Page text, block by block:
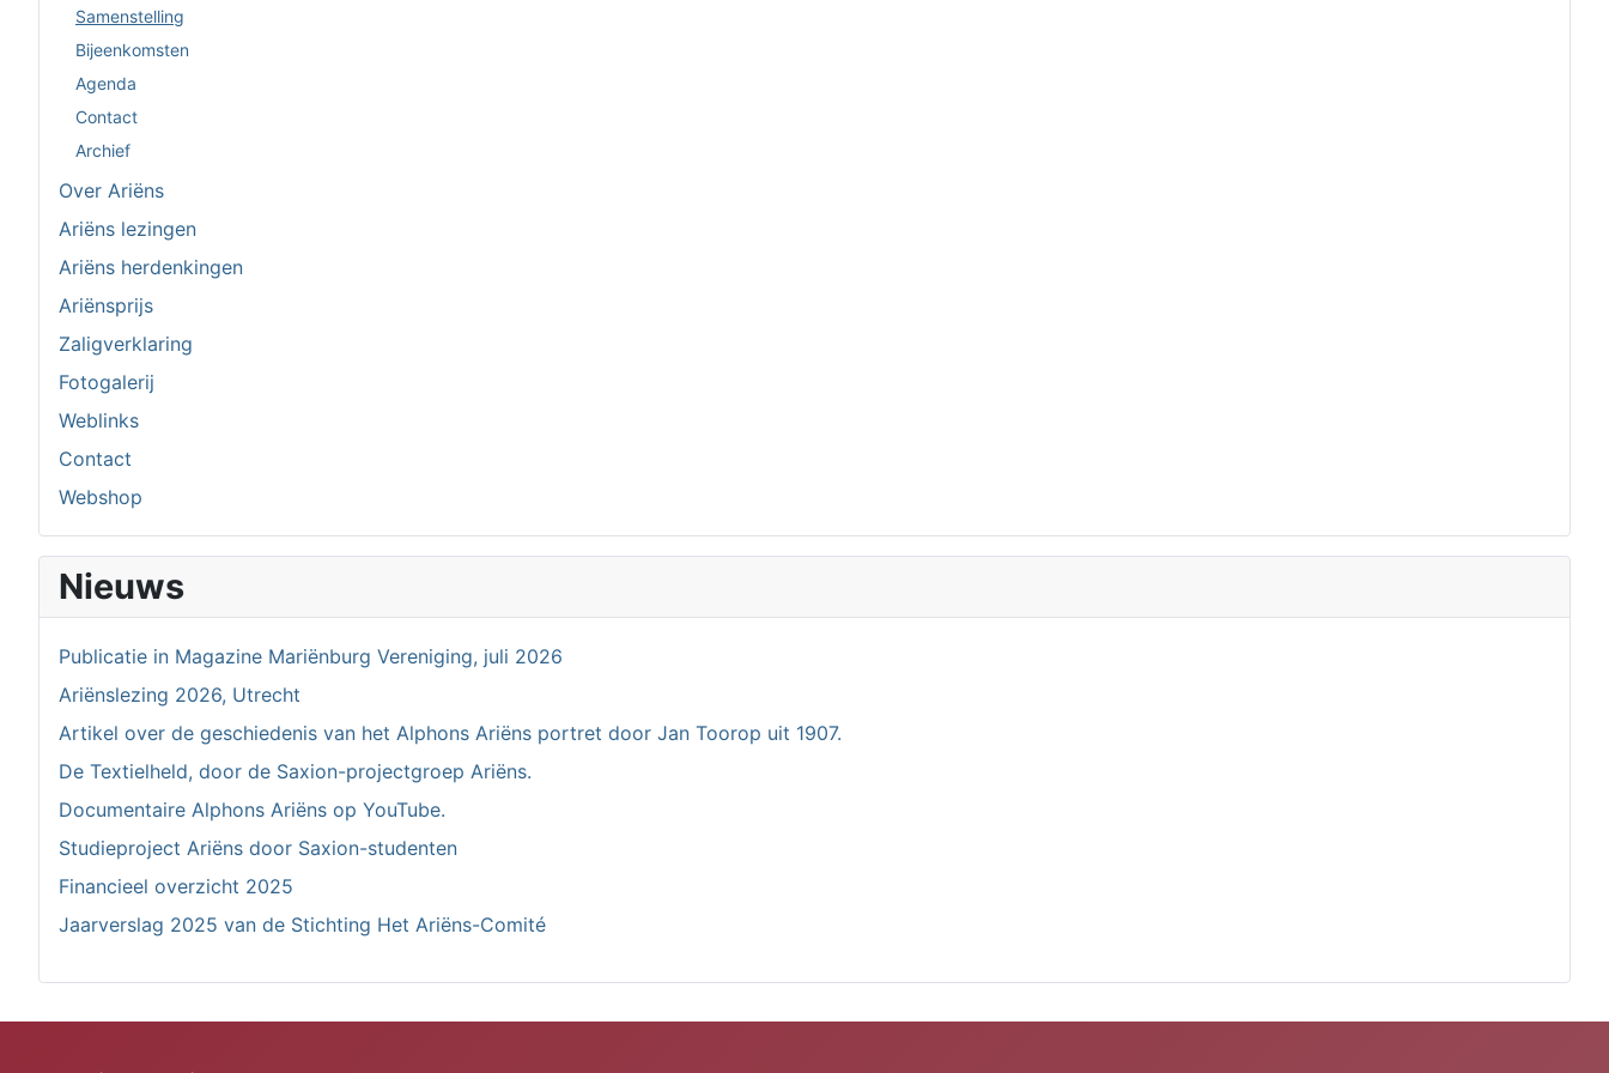
Samenstelling
Bijeenkomsten
Agenda
Contact
Archief
Over Ariëns
Ariëns lezingen
Ariëns herdenkingen
Ariënsprijs
Zaligverklaring
Fotogalerij
Weblinks
Contact
Webshop
Nieuws
Publicatie in Magazine Mariënburg Vereniging, juli 2026
Ariënslezing 2026, Utrecht
Artikel over de geschiedenis van het Alphons Ariëns portret door Jan Toorop uit 1907.
De Textielheld, door de Saxion-projectgroep Ariëns.
Documentaire Alphons Ariëns op YouTube.
Studieproject Ariëns door Saxion-studenten
Financieel overzicht 2025
Jaarverslag 2025 van de Stichting Het Ariëns-Comité